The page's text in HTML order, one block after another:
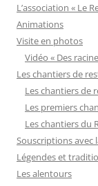
L’association « Le
Animations
Visite en photos
Vidéo « Des
Les chantiers de
Les chantiers de
Les premiers
Les chantiers du
Souscriptions
Légendes et
Les alentours